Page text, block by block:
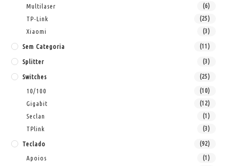
Multilaser (6)
TP-Link (25)
Xiaomi (3)
Sem Categoria (11)
Splitter (3)
Switches (25)
10/100 (10)
Gigabit (12)
Seclan (1)
TPlink (3)
Teclado (92)
Apoios (1)